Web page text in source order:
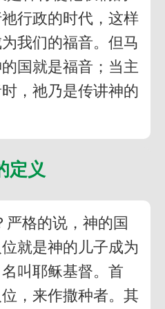
行政的时代，这样
我们的福音。但马
国就是福音；当主
，祂乃是传讲神的
定义
严格的说，神的国
就是神的儿子成为
叫耶稣基督。首
，来作撒种者。其